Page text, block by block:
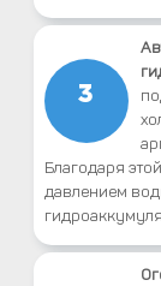
3
Благодаря
давлением